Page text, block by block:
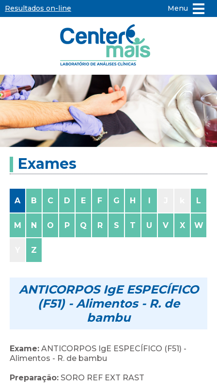
Resultados on-line Menu
Center
Mais
-
Laboratório
Análises
Exames
A B C D E F G H I L
M N O P Q R S T U V X W
Z
ANTICORPOS IgE ESPECÍFICO
(F51) - Alimentos - R. de
bambu
Exame: ANTICORPOS IgE ESPECÍFICO (F51) -
Alimentos - R. de bambu
Preparação: SORO REF EXT RAST